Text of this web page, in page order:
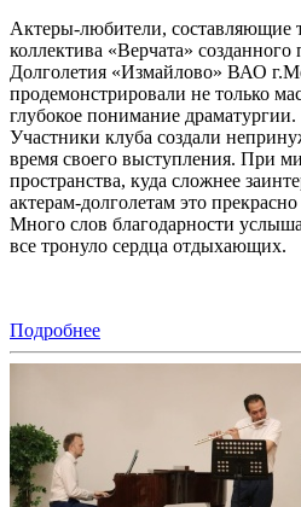
Актеры-любители, составляющие
коллектива «Верчата»
Долголетия «Измайлово» ВАО
продемонстрировали не только
глубокое понимание драматургии.
Участники клуба создали
время своего выступления. При
пространства, куда сложнее
актерам-долголетам это прекрасно
Много слов благодарности
все тронуло сердца отдыхающих.
Подробнее